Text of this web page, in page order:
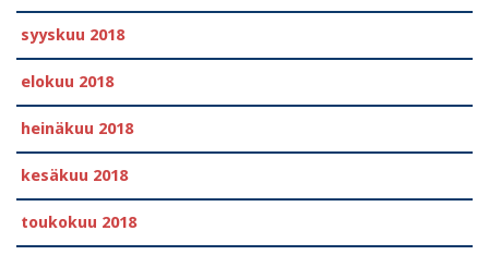
syyskuu 2018
elokuu 2018
heinäkuu 2018
kesäkuu 2018
toukokuu 2018